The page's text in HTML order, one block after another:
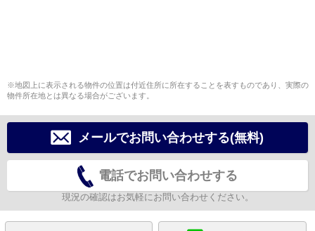
※地図上に表示される物件の位置は付近住所に所在することを表すものであり、実際の
物件所在地とは異なる場合がございます。
メールでお問い合わせする(無料)
電話でお問い合わせする
現況の確認はお気軽にお問い合わせください。